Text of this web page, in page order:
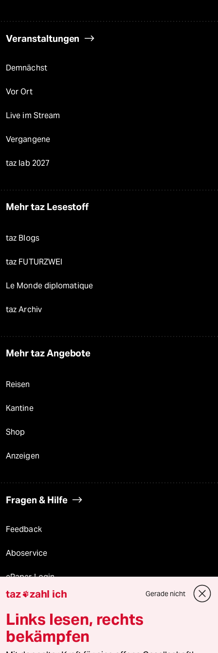
Veranstaltungen
Demnächst
Vor Ort
Live im Stream
Vergangene
taz lab 2027
Mehr taz Lesestoff
taz Blogs
taz FUTURZWEI
Le Monde diplomatique
taz Archiv
Mehr taz Angebote
Reisen
Kantine
Shop
Anzeigen
Fragen & Hilfe
Feedback
Aboservice
ePaper Login
Downloads für Abonnierende
© 2026 taz Verlags und Vertriebs GmbH
taz zahl ich Gerade nicht
Links lesen, rechts
bekämpfen